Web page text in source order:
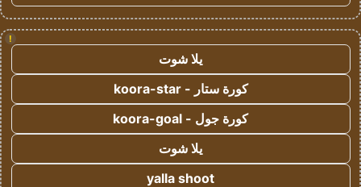
!
يلا شوت
كورة ستار - koora-star
كورة جول - koora-goal
يلا شوت
yalla shoot